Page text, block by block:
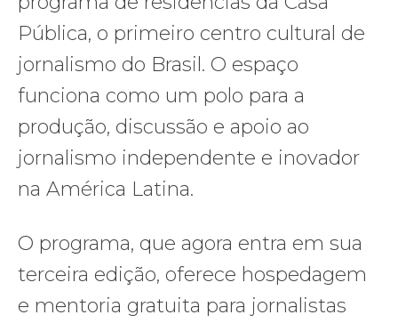
Pública, o primeiro centro cultural de
jornalismo do Brasil. O espaço
funciona como um polo para a
produção, discussão e apoio ao
jornalismo independente e inovador
na América Latina.
O programa, que agora entra em sua
terceira edição, oferece hospedagem
e mentoria gratuita para jornalistas